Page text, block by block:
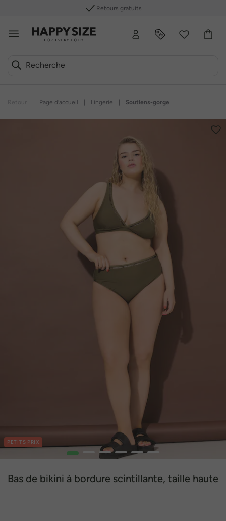
Retours gratuits
Page d’accueil Lingerie Soutiens-gorge
PETITS PRIX
1 3 4 5
Bas de bikini à bordure scintillante, taille haute